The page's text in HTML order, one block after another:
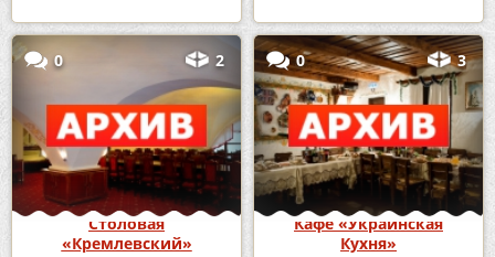
0 2
Столовая
«Кремлевский»
0 3
Кафе «Украинская
Кухня»